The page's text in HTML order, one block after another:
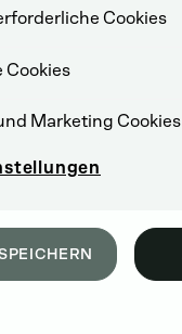
Cookies
Cookies
Marketing Cookies